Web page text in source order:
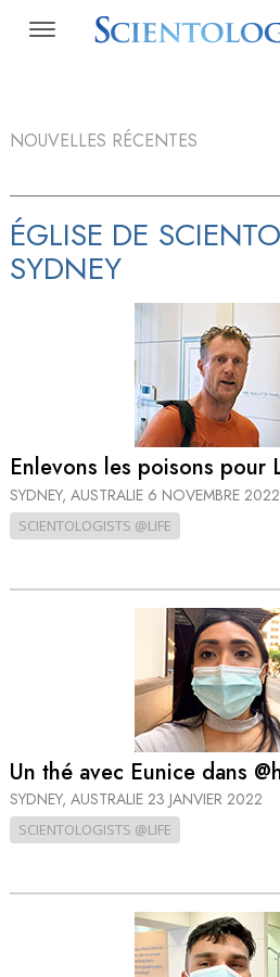
NOUVELLES RÉCENTES
ÉGLISE DE
SYDNEY
Enlevons les poisons pour
SYDNEY, AUSTRALIE 6 NOVEMBRE 2022
SCIENTOLOGISTS @LIFE
Un thé avec Eunice dans
SYDNEY, AUSTRALIE 23 JANVIER 2022
SCIENTOLOGISTS @LIFE